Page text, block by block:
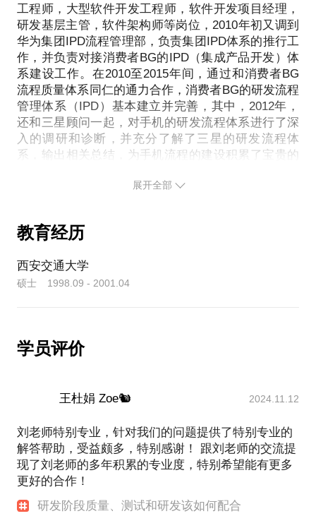
工程师，大型软件开发工程师，软件开发项目经理，
研发基层主管，软件架构师等岗位，2010年初又调到
华为集团IPD流程管理部，负责集团IPD体系的推行工
作，并负责对接消费者BG的IPD（集成产品开发）体
系建设工作。在2010至2015年间，通过和消费者BG
流程质量体系同仁的通力合作，消费者BG的研发流程
管理体系（IPD）基本建立并完善，其中，2012年，
还和三星顾问一起，对手机的研发流程体系进行了深
入的调研和诊断，并充分了解了三星的研发流程体
系，输出相关总结，为手机流程的建设积累了宝贵的
(IPD--集成产品开发体系)的推行落地工作，先后在多
家企业担任IPD变革项目经理，并培养了一些IPD管理
为了加大IPD管理体系推行的力度，2019年中期和一
些之前的同事联合成立了一家研发管理咨询公司，我
华为工作过，而这个时期正是华为的IPD管理体系从
体系（包括CMMI体系，CMMI体系是IPD在研发领域
另外要说明的是，IPD管理体系变革是华为最成功的
变革之一，而华为的IPD流程部则是集团的IPD能力中
心，部门人员一直比较少，部门中的人员对于IPD体
系，既知其然，又知其所以然，具备IPD体系变革的
论水平在国内处于前列，如果您有研发管理体系建设
展开全部
教育经历
西安交通大学
硕士 1998.09 - 2001.04
学员评价
王杜娟 Zoe🐿 2024.11.12
刘老师特别专业，针对我们的问题提供了特别专业的
解答帮助，受益颇多，特别感谢！ 跟刘老师的交流提
现了刘老师的多年积累的专业度，特别希望能有更多
更好的合作！
研发阶段质量、测试和研发该如何配合